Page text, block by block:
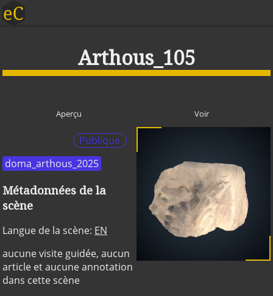
Arthous_105
Aperçu Voir
Publique
doma_arthous_2025
Métadonnées de la
scène
Langue de la scène: EN
aucune visite guidée, aucun
article et aucune annotation
dans cette scène